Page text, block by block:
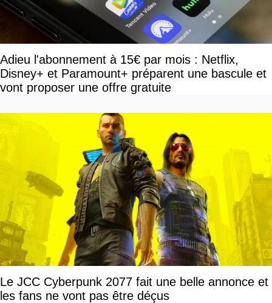
Adieu l'abonnement à 15€ par mois : Netflix,
Disney+ et Paramount+ préparent une bascule et
vont proposer une offre gratuite
Le JCC Cyberpunk 2077 fait une belle annonce et
les fans ne vont pas être déçus